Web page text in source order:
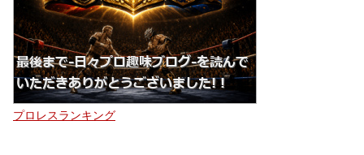
プロレスランキング